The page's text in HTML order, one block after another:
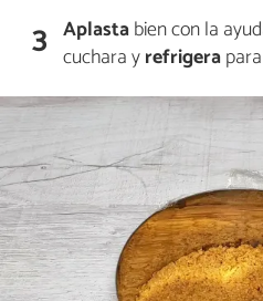
3 Aplastabien con la
cuchara yrefrigera